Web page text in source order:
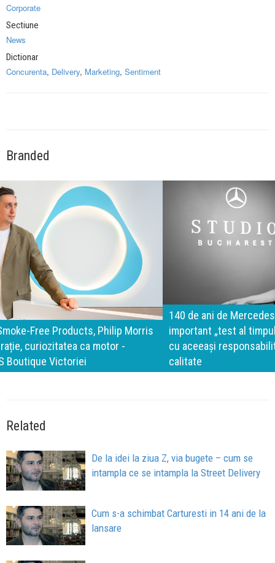
Corporate
Sectiune
News
Dictionar
Concurenta, Delivery, Marketing, Sentiment
Branded
140 de ani de Mercedes-Benz. Ramona Pîrlog: Cel mai
important „test al timpului” este să inovăm constant, dar
cu aceeași responsabilitate față de oameni, siguranță și
calitate
Related
De la idei la ziua Z, via bugete – cum se
intampla ce se intampla la Street Delivery
Cum s-a schimbat Carturesti in 14 ani de la
lansare